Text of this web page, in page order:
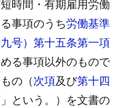
時間・有期雇用労働
事項のうち労働基準
号）第十五条第一項
る事項以外のもので
の（次項及び第十四
という。）を文書の